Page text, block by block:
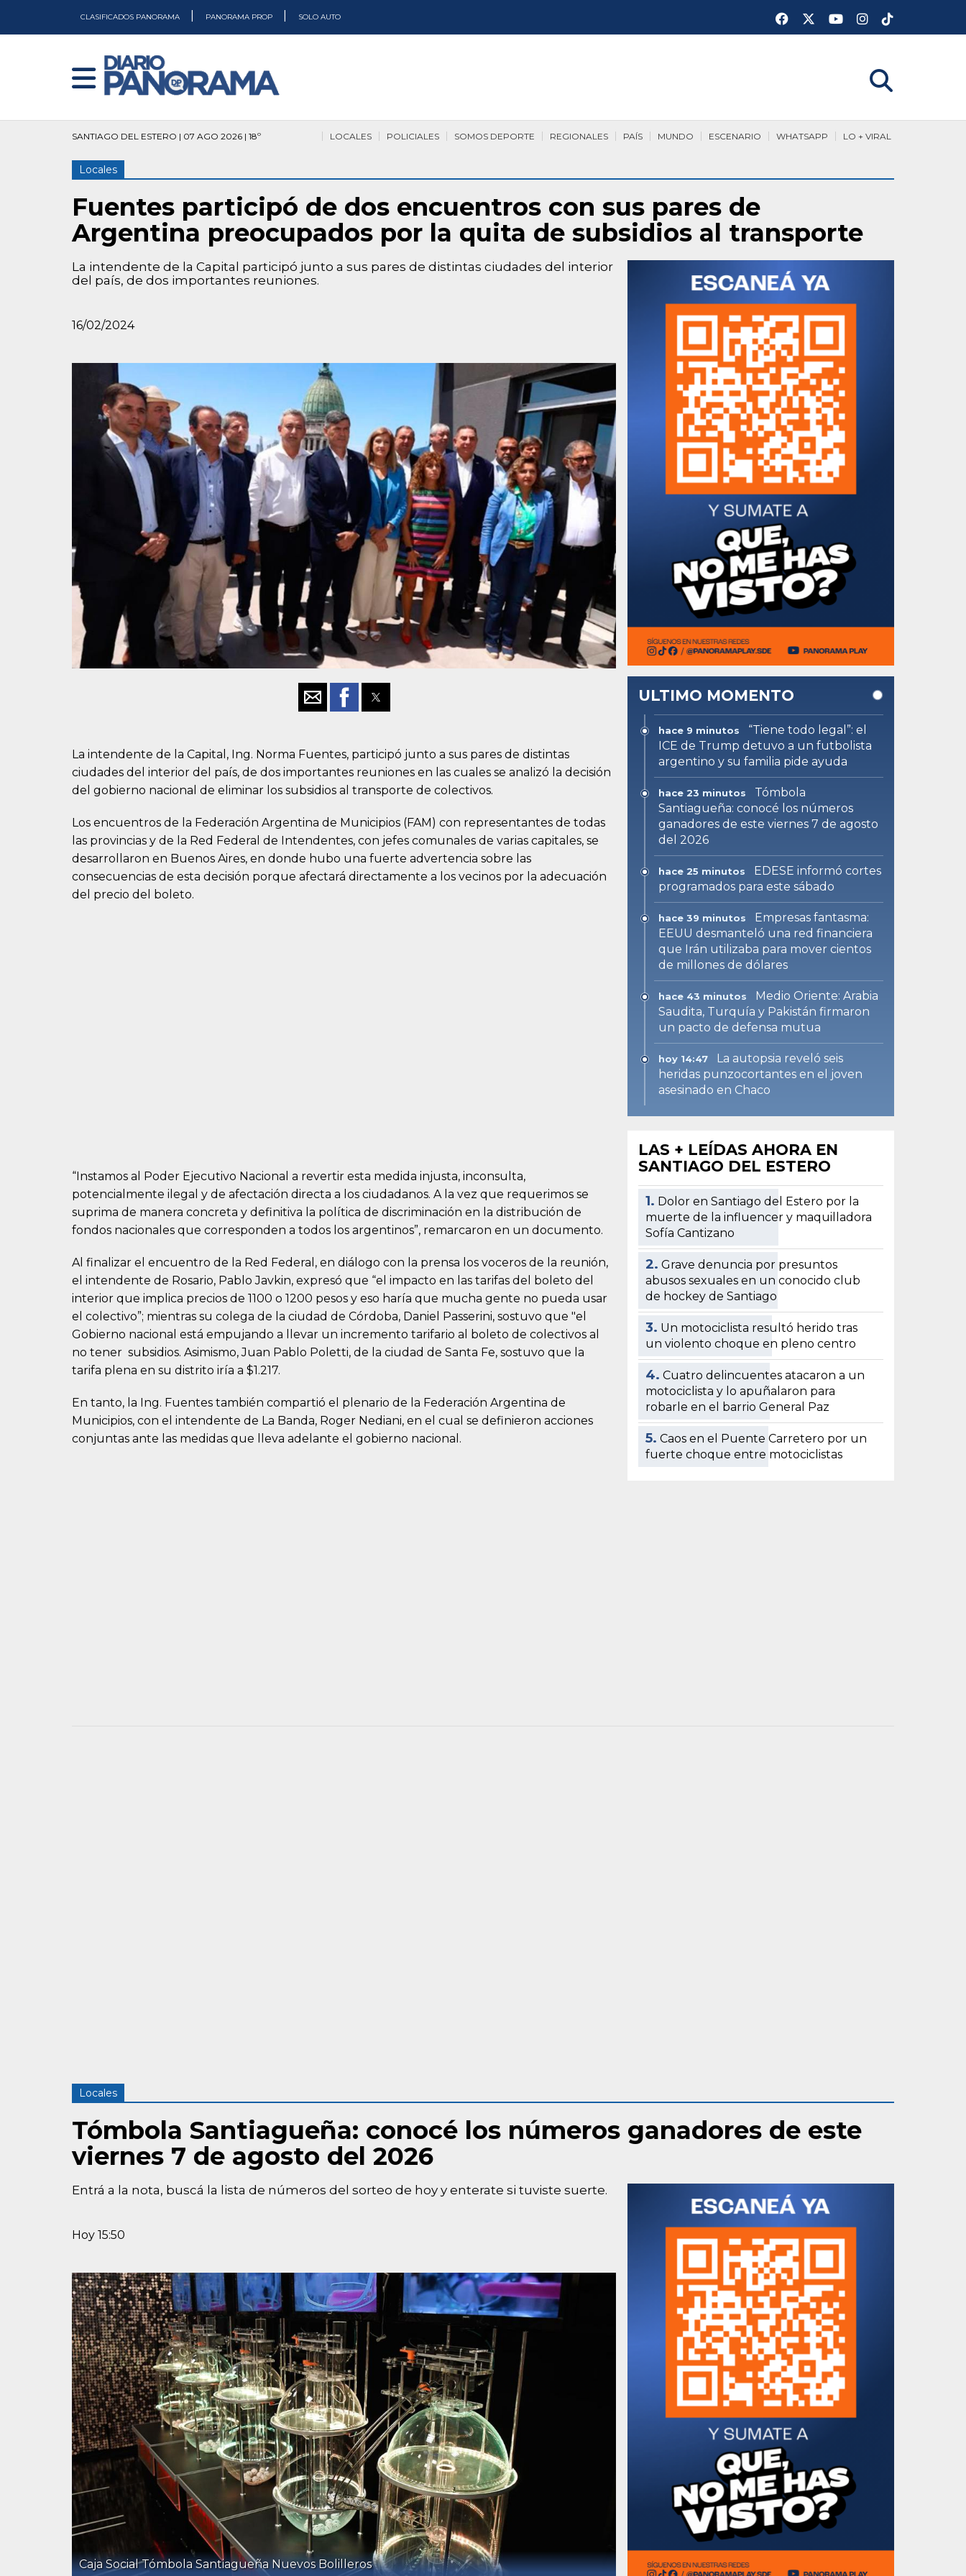
CLASIFICADOS PANORAMA PANORAMA PROP SOLO AUTO
SANTIAGO DEL ESTERO | 07 AGO 2026 | 18º LO + VIRAL
WHATSAPP
ESCENARIO
MUNDO
PAÍS
REGIONALES
SOMOS DEPORTE
POLICIALES
LOCALES
Locales
Fuentes participó de dos encuentros con sus pares de
Argentina preocupados por la quita de subsidios al transporte
La intendente de la Capital participó junto a sus pares de distintas ciudades del interior
del país, de dos importantes reuniones.
16/02/2024
La intendente de la Capital, Ing. Norma Fuentes, participó junto a sus pares de distintas
ciudades del interior del país, de dos importantes reuniones en las cuales se analizó la decisión
del gobierno nacional de eliminar los subsidios al transporte de colectivos.
Los encuentros de la Federación Argentina de Municipios (FAM) con representantes de todas
las provincias y de la Red Federal de Intendentes, con jefes comunales de varias capitales, se
desarrollaron en Buenos Aires, en donde hubo una fuerte advertencia sobre las
consecuencias de esta decisión porque afectará directamente a los vecinos por la adecuación
del precio del boleto.
“Instamos al Poder Ejecutivo Nacional a revertir esta medida injusta, inconsulta,
potencialmente ilegal y de afectación directa a los ciudadanos. A la vez que requerimos se
suprima de manera concreta y definitiva la política de discriminación en la distribución de
fondos nacionales que corresponden a todos los argentinos”, remarcaron en un documento.
Al finalizar el encuentro de la Red Federal, en diálogo con la prensa los voceros de la reunión,
el intendente de Rosario, Pablo Javkin, expresó que “el impacto en las tarifas del boleto del
interior que implica precios de 1100 o 1200 pesos y eso haría que mucha gente no pueda usar
el colectivo”; mientras su colega de la ciudad de Córdoba, Daniel Passerini, sostuvo que "el
Gobierno nacional está empujando a llevar un incremento tarifario al boleto de colectivos al
no tener subsidios. Asimismo, Juan Pablo Poletti, de la ciudad de Santa Fe, sostuvo que la
tarifa plena en su distrito iría a $1.217.
En tanto, la Ing. Fuentes también compartió el plenario de la Federación Argentina de
Municipios, con el intendente de La Banda, Roger Nediani, en el cual se definieron acciones
conjuntas ante las medidas que lleva adelante el gobierno nacional.
ULTIMO MOMENTO
hace 9 minutos
“Tiene todo legal”: el
ICE de Trump detuvo a un futbolista
argentino y su familia pide ayuda
hace 23 minutos
Tómbola
Santiagueña: conocé los números
ganadores de este viernes 7 de agosto
del 2026
hace 25 minutos
EDESE informó cortes
programados para este sábado
hace 39 minutos
Empresas fantasma:
EEUU desmanteló una red financiera
que Irán utilizaba para mover cientos
de millones de dólares
hace 43 minutos
Medio Oriente: Arabia
Saudita, Turquía y Pakistán firmaron
un pacto de defensa mutua
hoy 14:47
La autopsia reveló seis
heridas punzocortantes en el joven
asesinado en Chaco
LAS + LEÍDAS AHORA EN
SANTIAGO DEL ESTERO
1. Dolor en Santiago del Estero por la
muerte de la influencer y maquilladora
Sofía Cantizano
2. Grave denuncia por presuntos
abusos sexuales en un conocido club
de hockey de Santiago
3. Un motociclista resultó herido tras
un violento choque en pleno centro
4. Cuatro delincuentes atacaron a un
motociclista y lo apuñalaron para
robarle en el barrio General Paz
5. Caos en el Puente Carretero por un
fuerte choque entre motociclistas